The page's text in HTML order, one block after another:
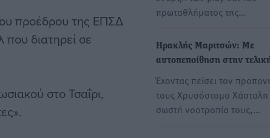
προέδρου της ΕΠΣΔ
διατηρεί σε
στο Τσαΐρι,
πρωταθλήματος της…
Ηρακλής Μαριτσών: Με
αυτοπεποίθηση στην
Έχοντας πείσει τον
τους Χρυσόστομο Χάσταλη
σωστή νοοτροπία τους,…